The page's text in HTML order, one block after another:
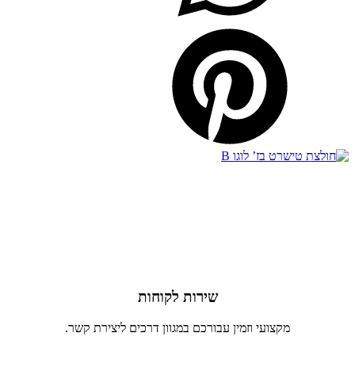
שירות לקוחות
מקצועי וזמין עבורכם במגוון דרכים ליצירת קשר.